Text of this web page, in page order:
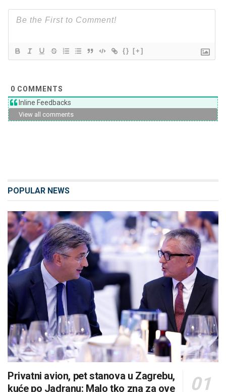
{} [+]
0 COMMENTS
Inline Feedbacks
View all comments
POPULAR NEWS
Privatni avion, pet stanova u Zagrebu,
kuće po Jadranu: Malo tko zna za ove